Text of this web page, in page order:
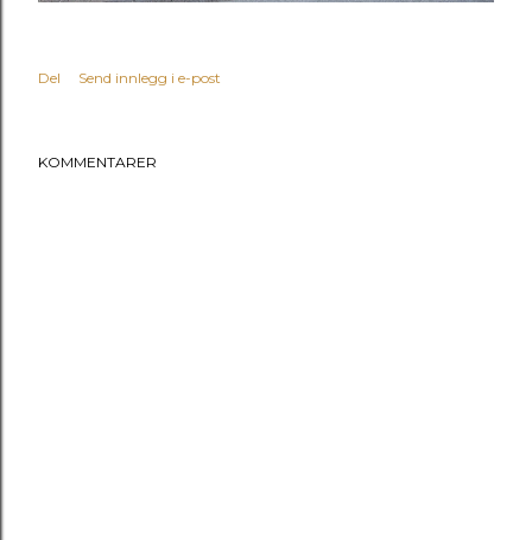
Del Send innlegg i e-post
KOMMENTARER